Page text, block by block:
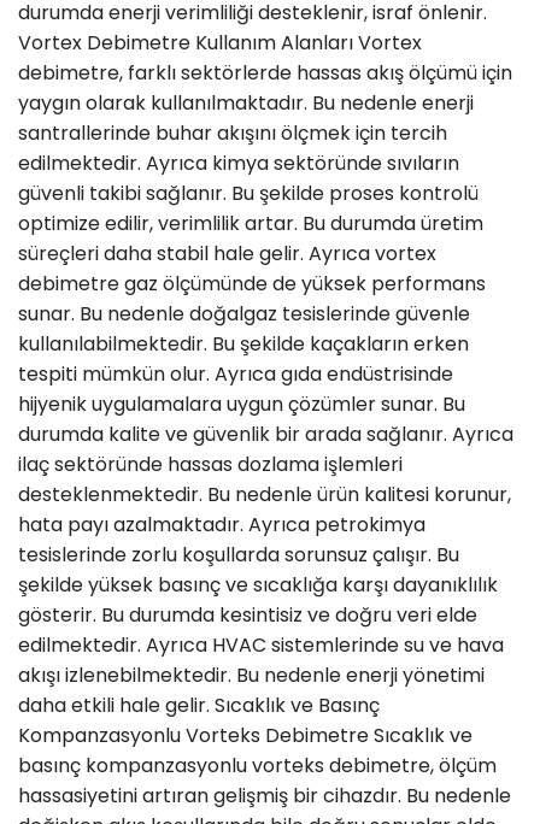
durumda enerji verimliliği desteklenir, israf önlenir.
Vortex Debimetre Kullanım Alanları Vortex
debimetre, farklı sektörlerde hassas akış ölçümü için
yaygın olarak kullanılmaktadır. Bu nedenle enerji
santrallerinde buhar akışını ölçmek için tercih
edilmektedir. Ayrıca kimya sektöründe sıvıların
güvenli takibi sağlanır. Bu şekilde proses kontrolü
optimize edilir, verimlilik artar. Bu durumda üretim
süreçleri daha stabil hale gelir. Ayrıca vortex
debimetre gaz ölçümünde de yüksek performans
sunar. Bu nedenle doğalgaz tesislerinde güvenle
kullanılabilmektedir. Bu şekilde kaçakların erken
tespiti mümkün olur. Ayrıca gıda endüstrisinde
hijyenik uygulamalara uygun çözümler sunar. Bu
durumda kalite ve güvenlik bir arada sağlanır. Ayrıca
ilaç sektöründe hassas dozlama işlemleri
desteklenmektedir. Bu nedenle ürün kalitesi korunur,
hata payı azalmaktadır. Ayrıca petrokimya
tesislerinde zorlu koşullarda sorunsuz çalışır. Bu
şekilde yüksek basınç ve sıcaklığa karşı dayanıklılık
gösterir. Bu durumda kesintisiz ve doğru veri elde
edilmektedir. Ayrıca HVAC sistemlerinde su ve hava
akışı izlenebilmektedir. Bu nedenle enerji yönetimi
daha etkili hale gelir. Sıcaklık ve Basınç
Kompanzasyonlu Vorteks Debimetre Sıcaklık ve
basınç kompanzasyonlu vorteks debimetre, ölçüm
hassasiyetini artıran gelişmiş bir cihazdır. Bu nedenle